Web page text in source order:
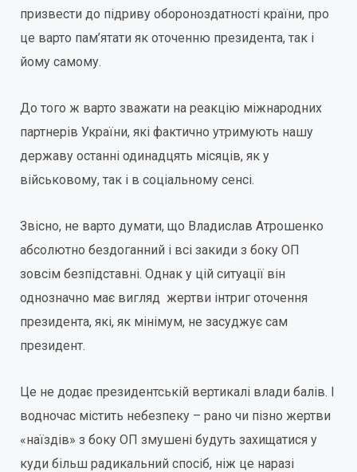
призвести до підриву обороноздатності країни, про
це варто пам’ятати як оточенню президента, так і
йому самому.
До того ж варто зважати на реакцію міжнародних
партнерів України, які фактично утримують нашу
державу останні одинадцять місяців, як у
військовому, так і в соціальному сенсі.
Звісно, не варто думати, що Владислав Атрошенко
абсолютно бездоганний і всі закиди з боку ОП
зовсім безпідставні. Однак у цій ситуації він
однозначно має вигляд жертви інтриг оточення
президента, які, як мінімум, не засуджує сам
президент.
Це не додає президентській вертикалі влади балів. І
водночас містить небезпеку – рано чи пізно жертви
«наїздів» з боку ОП змушені будуть захищатися у
куди більш радикальний спосіб, ніж це наразі